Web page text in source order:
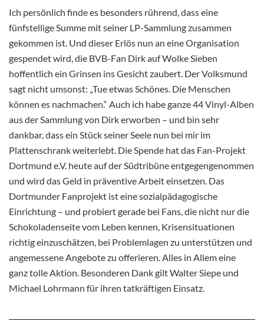
Ich persönlich finde es besonders rührend, dass eine
fünfstellige Summe mit seiner LP-Sammlung zusammen
gekommen ist. Und dieser Erlös nun an eine Organisation
gespendet wird, die BVB-Fan Dirk auf Wolke Sieben
hoffentlich ein Grinsen ins Gesicht zaubert. Der Volksmund
sagt nicht umsonst: „Tue etwas Schönes. Die Menschen
können es nachmachen.“ Auch ich habe ganze 44 Vinyl-Alben
aus der Sammlung von Dirk erworben – und bin sehr
dankbar, dass ein Stück seiner Seele nun bei mir im
Plattenschrank weiterlebt. Die Spende hat das Fan-Projekt
Dortmund e.V. heute auf der Südtribüne entgegengenommen
und wird das Geld in präventive Arbeit einsetzen. Das
Dortmunder Fanprojekt ist eine sozialpädagogische
Einrichtung – und probiert gerade bei Fans, die nicht nur die
Schokoladenseite vom Leben kennen, Krisensituationen
richtig einzuschätzen, bei Problemlagen zu unterstützen und
angemessene Angebote zu offerieren. Alles in Allem eine
ganz tolle Aktion. Besonderen Dank gilt Walter Siepe und
Michael Lohrmann für ihren tatkräftigen Einsatz.